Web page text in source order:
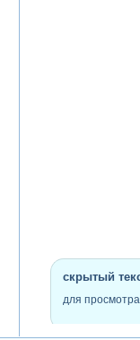
скрытый
для просмотра